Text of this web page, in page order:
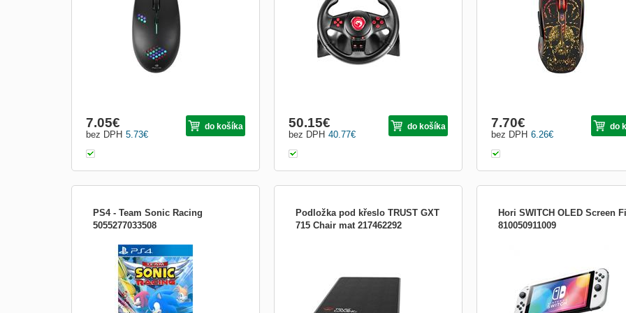
podsvícení v sedmi barvách . Připojení je
realizováno skrze...
5.73€
bez DPH
7.05€ do košíka
pružne reagovať na každý pohyb.
Vstavaný dvojitý vibračný motor zaistí
dokonalú spätnú väzbu (pr...
40.77€
bez DPH
50.15€ do košíka
žáner. Dodatočné tlačidlo DPI Vám
nastaviť citlivosť myši podľa potreby.
Dodatočné bočné tla...
6.26€
bez DPH
7.70€ do
PS4 - Team Sonic Racing
5055277033508
Team Sonic Racing přináší ty nejlepší
elementy arkádového a rychlého
závodění, v němž se utkáš s přáteli v
intenzivních multiplayerových kláních.
Závoďte společně jako tým a sdílejte
power-upy a další bonusy. Vytvoř si
vlastní závodní styl - vyber si z...
Podložka pod křeslo TRUST GXT
715 Chair mat 217462292
proti opotřebení pro snadné přemísťování
židle, dlouhotrvající materiál. Pro použití s
jakýmkoliv herním ...
Hori SWITCH OLED Screen
810050911009
nejdůvěryhodnější značkou v oblasti
oficiálně licencovaných ochranných
obrazovky.